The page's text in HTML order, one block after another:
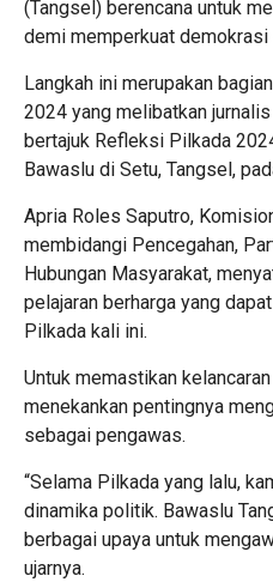
(Tangsel) berencana untuk
demi memperkuat demokrasi
Langkah ini merupakan
2024 yang melibatkan
bertajuk Refleksi Pilkada
Bawaslu di Setu, Tangsel,
Apria Roles Saputro,
membidangi Pencegahan,
Hubungan Masyarakat,
pelajaran berharga yang
Pilkada kali ini.
Untuk memastikan
menekankan pentingnya
sebagai pengawas.
“Selama Pilkada yang lalu,
dinamika politik. Bawaslu
berbagai upaya untuk
ujarnya.